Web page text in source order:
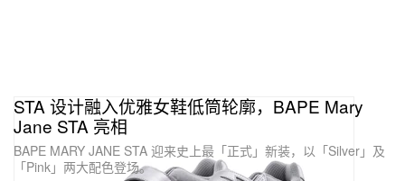
STA 设计融入优雅女鞋低筒轮廓，BAPE Mary
Jane STA 亮相
BAPE MARY JANE STA 迎来史上最「正式」新装，以「Silver」及
「Pink」两大配色登场。